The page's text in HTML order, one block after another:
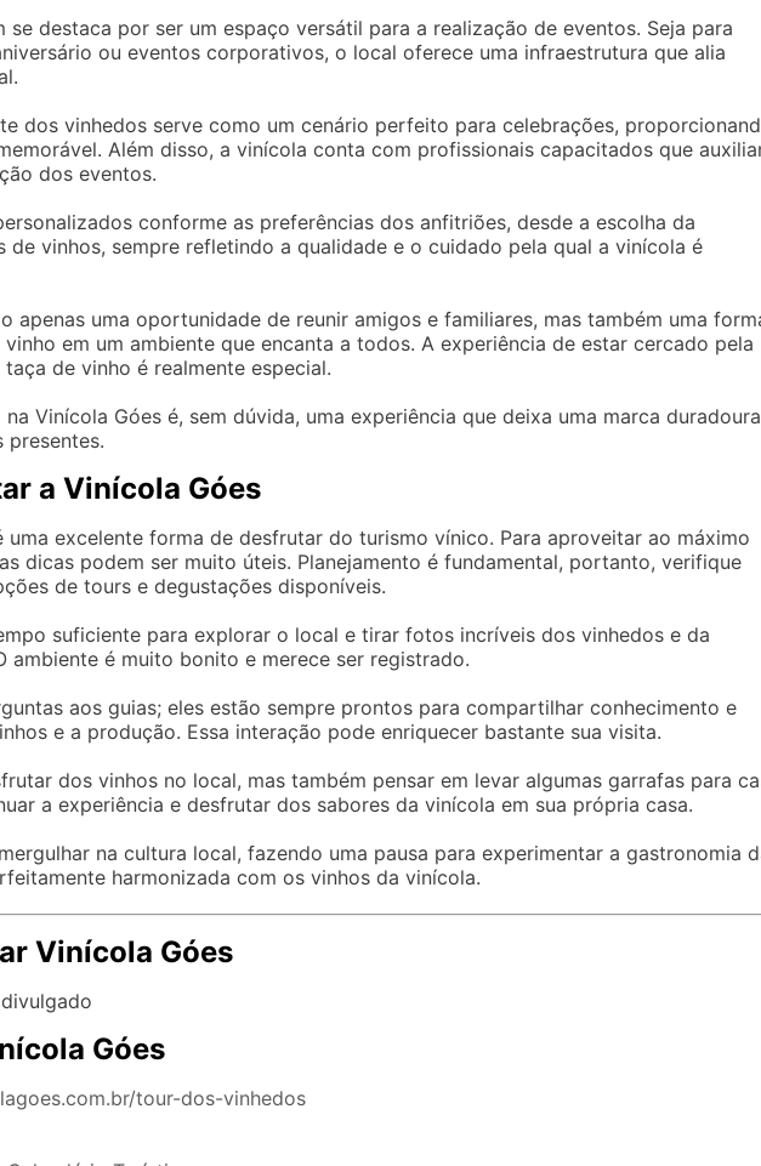
se destaca por ser um espaço versátil para a realização de eventos. Seja para
ou eventos corporativos, o local oferece uma infraestrutura que alia
dos vinhedos serve como um cenário perfeito para celebrações,
Além disso, a vinícola conta com profissionais capacitados que
dos eventos.
conforme as preferências dos anfitriões, desde a escolha da
de vinhos, sempre refletindo a qualidade e o cuidado pela qual a vinícola é
apenas uma oportunidade de reunir amigos e familiares, mas também uma
em um ambiente que encanta a todos. A experiência de estar cercado pela
de vinho é realmente especial.
Vinícola Góes é, sem dúvida, uma experiência que deixa uma marca duradoura
presentes.
a Vinícola Góes
uma excelente forma de desfrutar do turismo vínico. Para aproveitar ao máximo
dicas podem ser muito úteis. Planejamento é fundamental, portanto, verifique
de tours e degustações disponíveis.
suficiente para explorar o local e tirar fotos incríveis dos vinhedos e da
ambiente é muito bonito e merece ser registrado.
aos guias; eles estão sempre prontos para compartilhar conhecimento e
e a produção. Essa interação pode enriquecer bastante sua visita.
dos vinhos no local, mas também pensar em levar algumas garrafas para
a experiência e desfrutar dos sabores da vinícola em sua própria casa.
na cultura local, fazendo uma pausa para experimentar a gastronomia
harmonizada com os vinhos da vinícola.
Vinícola Góes
Góes
tour-dos-vinhedos